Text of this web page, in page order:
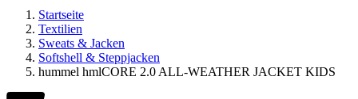
Startseite
Textilien
Sweats & Jacken
Softshell & Steppjacken
hummel hmlCORE 2.0 ALL-WEATHER JACKET KIDS